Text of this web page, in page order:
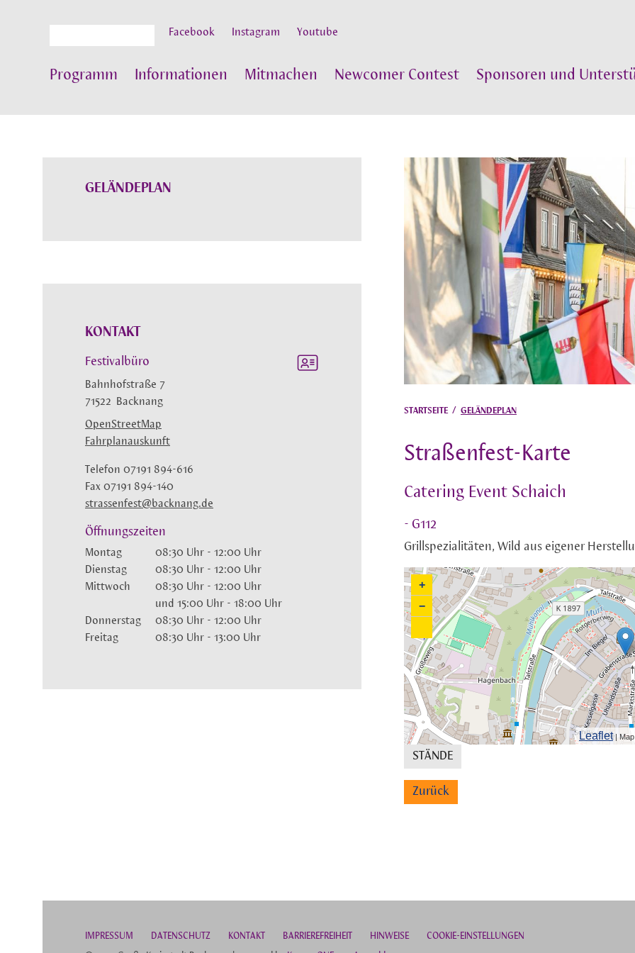
Facebook Instagram Youtube
Programm Informationen Mitmachen Newcomer Contest Sponsoren und
GELÄNDEPLAN
KONTAKT
Festivalbüro
Bahnhofstraße 7
71522
Backnang
OpenStreetMap
Fahrplanauskunft
strassenfest@backnang.de
Telefon 07191 894-616
Fax 07191 894-140
Öffnungszeiten
Montag 08:30 Uhr - 12:00 Uhr
Dienstag
08:30 Uhr - 12:00 Uhr
Mittwoch
08:30 Uhr - 12:00 Uhr
und 15:00 Uhr - 18:00 Uhr
Donnerstag
08:30 Uhr - 12:00 Uhr
Freitag
08:30 Uhr - 13:00 Uhr
STARTSEITE/ GELÄNDEPLAN
Straßenfest-Karte
Catering Event Schaich
- G112
+
−
Leaflet|
Grillspezialitäten, Wild aus eigener
STÄNDE
Zurück
MPRESSUM DATENSCHUTZ KONTAKT BARRIEREFREIHEIT H INWEISE
COOKIE-EINSTELLUNGEN